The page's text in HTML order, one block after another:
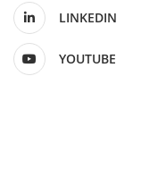
LINKEDIN
YOUTUBE